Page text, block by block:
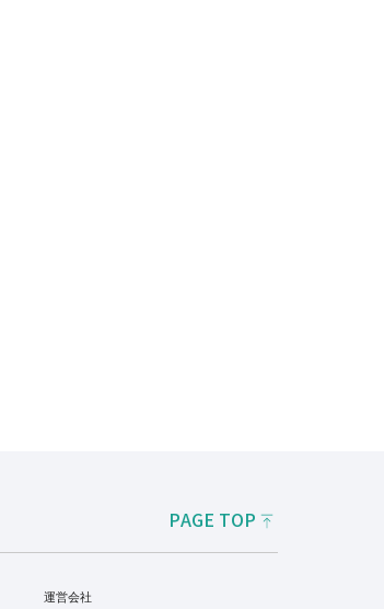
PAGE TOP
運営会社